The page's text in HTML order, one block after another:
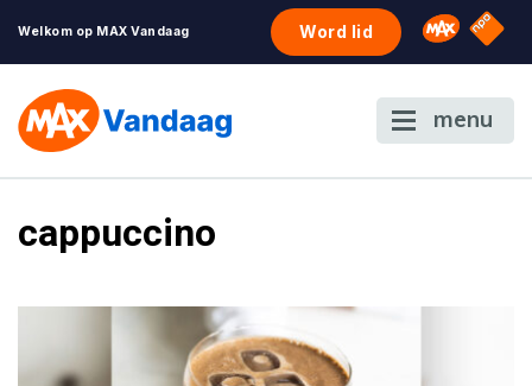
Welkom op MAX Vandaag Word lid Omroep
NPO
menu
cappuccino